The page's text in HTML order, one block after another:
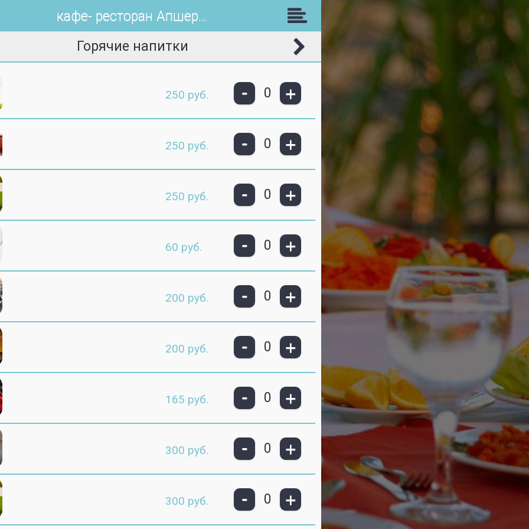
кафе- ресторан Апшерон
Горячие напитки
250 руб. - 0 +
250 руб. - 0 +
250 руб. - 0 +
60 руб. - 0 +
200 руб. - 0 +
200 руб. - 0 +
165 руб. - 0 +
300 руб. - 0 +
300 руб. - 0 +